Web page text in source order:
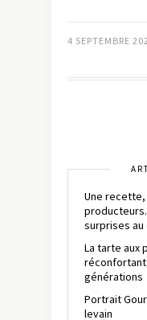
4 SEPTEMBRE
Une recette,
surprises
La tarte aux
générations
Portrait
levain